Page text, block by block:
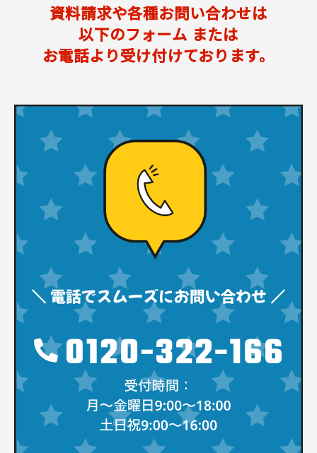
資料請求や各種お問い合わせは
以下のフォーム または
お電話より受け付けております。